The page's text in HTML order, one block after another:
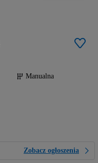
Manualna
Zobacz ogłoszenia